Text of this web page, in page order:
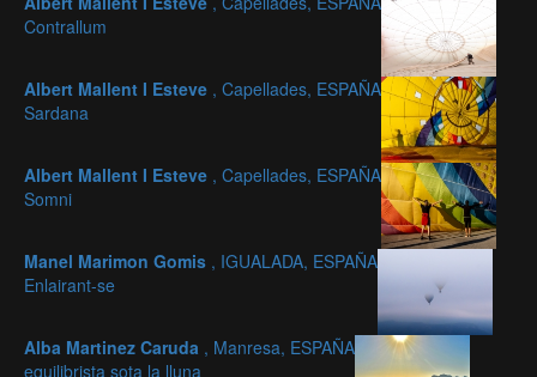
Contrallum
Albert Mallent I Esteve , Capellades, ESPAÑA
Sardana
Albert Mallent I Esteve , Capellades, ESPAÑA
Somni
Manel Marimon Gomis , IGUALADA, ESPAÑA
Enlairant-se
Alba Martinez Caruda , Manresa, ESPAÑA
equilibrista sota la lluna